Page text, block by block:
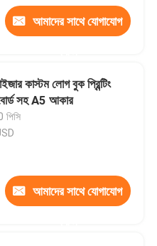
আমাদের সাথে যোগাযোগ
কাস্টম লোগ বুক প্রিন্টিং
সহ A5 আকার
আমাদের সাথে যোগাযোগ